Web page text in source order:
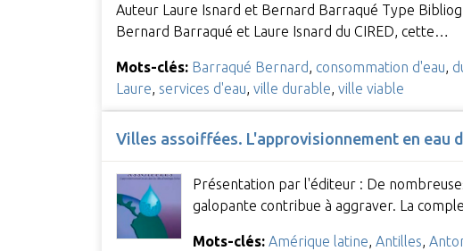
Auteur Laure Isnard et Bernard Barraqué Type
Bernard Barraqué et Laure Isnard du CIRED, cette…
Mots-clés: Barraqué Bernard, consommation d'eau,
Laure, services d'eau, ville durable, ville viable
Villes assoiffées. L'approvisionnement en eau
Présentation par l'éditeur : De
galopante contribue à aggraver. La
Mots-clés: Amérique latine, Antilles,